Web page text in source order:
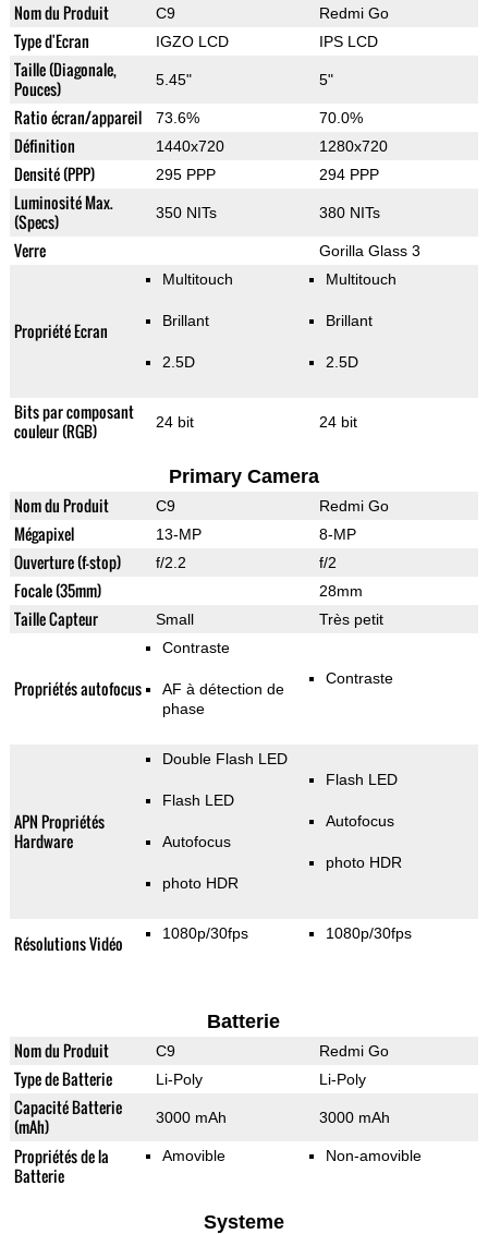
Nom du Produit C9 Redmi Go
Type d'Ecran IGZO LCD IPS LCD
Taille (Diagonale,
Pouces)
5.45" 5"
Ratio écran/appareil 73.6% 70.0%
Définition 1440x720 1280x720
Densité (PPP) 295 PPP 294 PPP
Luminosité Max.
(Specs)
350 NITs 380 NITs
Verre Gorilla Glass 3
Propriété Ecran
Multitouch
Brillant
2.5D
Multitouch
Brillant
2.5D
Bits par composant
couleur (RGB)
24 bit 24 bit
Primary Camera
Nom du Produit C9 Redmi Go
Mégapixel 13-MP 8-MP
Ouverture (f-stop) f/2.2 f/2
Focale (35mm) 28mm
Taille Capteur Small Très petit
Propriétés autofocus
Contraste
AF à détection de
phase
Contraste
APN Propriétés
Hardware
Double Flash LED
Flash LED
Autofocus
photo HDR
Flash LED
Autofocus
photo HDR
Résolutions Vidéo 1080p/30fps 1080p/30fps
Batterie
Nom du Produit C9 Redmi Go
Type de Batterie Li-Poly Li-Poly
Capacité Batterie
(mAh)
3000 mAh 3000 mAh
Propriétés de la
Batterie
Amovible Non-amovible
Systeme